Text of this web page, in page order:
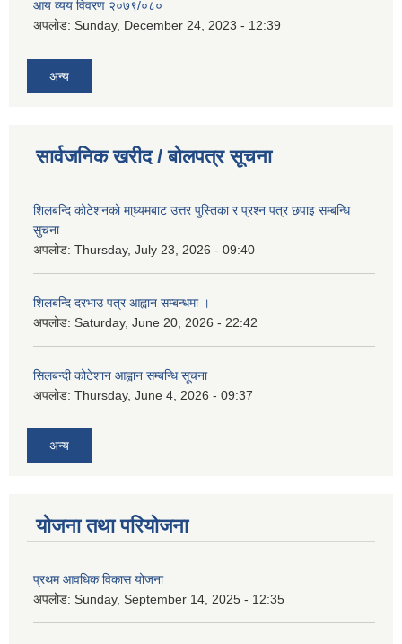
आय व्यय विवरण २०७९/०८०
अपलोड: Sunday, December 24, 2023 - 12:39
अन्य
सार्वजनिक खरीद / बोलपत्र सूचना
शिलबन्दि कोटेशनको मा्ध्यमबाट उत्तर पुस्तिका र प्रश्न पत्र छपाइ सम्बन्धि
सुचना
अपलोड: Thursday, July 23, 2026 - 09:40
शिलबन्दि दरभाउ पत्र आह्वान सम्बन्धमा ।
अपलोड: Saturday, June 20, 2026 - 22:42
सिलबन्दी कोटेशान आह्वान सम्बन्धि सूचना
अपलोड: Thursday, June 4, 2026 - 09:37
अन्य
योजना तथा परियोजना
प्रथम आवधिक विकास योजना
अपलोड: Sunday, September 14, 2025 - 12:35